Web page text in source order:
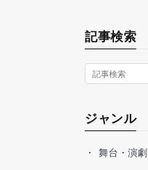
記事検索
ジャンル
舞台・演劇